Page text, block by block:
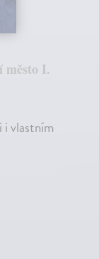
město I.
i vlastním